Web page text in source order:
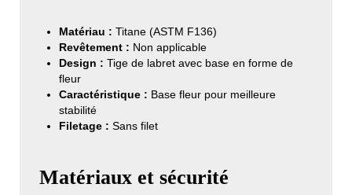
Matériau : Titane (ASTM F136)
Revêtement : Non applicable
Design : Tige de labret avec base en forme de
fleur
Caractéristique : Base fleur pour meilleure
stabilité
Filetage : Sans filet
Matériaux et sécurité